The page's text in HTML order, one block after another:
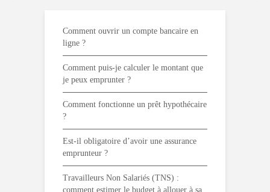
Comment ouvrir un compte bancaire en
ligne ?
Comment puis-je calculer le montant que
je peux emprunter ?
Comment fonctionne un prêt hypothécaire
?
Est-il obligatoire d’avoir une assurance
emprunteur ?
Travailleurs Non Salariés (TNS) :
comment estimer le budget à allouer à sa